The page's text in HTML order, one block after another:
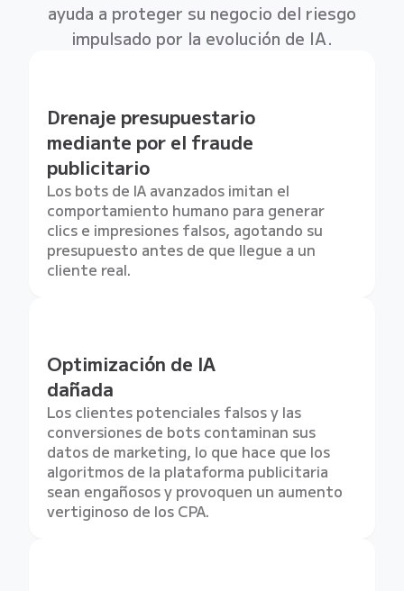
ayuda a proteger su negocio del riesgo
impulsado por la evolución de IA.
Drenaje presupuestario
mediante por el fraude
publicitario
Los bots de IA avanzados imitan el
comportamiento humano para generar
clics e impresiones falsos, agotando su
presupuesto antes de que llegue a un
cliente real.
Optimización de IA
dañada
Los clientes potenciales falsos y las
conversiones de bots contaminan sus
datos de marketing, lo que hace que los
algoritmos de la plataforma publicitaria
sean engañosos y provoquen un aumento
vertiginoso de los CPA.